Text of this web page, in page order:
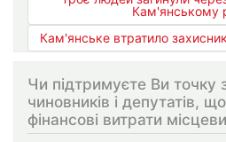
Кам'янському
Кам'янське втратило
Чи підтримуєте Ви точку
чиновників і депутатів,
фінансові витрати